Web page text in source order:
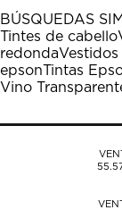
1
estrella
Esta
acción
abrirá
el
de
estrellas.
Esta
acción
abrirá
el
de
Esta
acción
abrirá
el
de
el
de
BÚSQUEDAS
Tintes de cabello
redonda
epsonTintas
Vino